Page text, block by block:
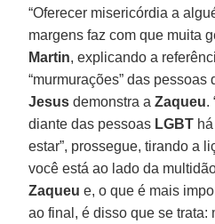
“Oferecer misericórdia a
margens faz com que muita
Martin, explicando a
“murmurações” das
Jesus demonstra aZaqueu.
diante das pessoas LGBT
estar”, prossegue, tirando a
você está ao lado da
Zaqueu e, o que é mais
ao final, é disso que se trata: